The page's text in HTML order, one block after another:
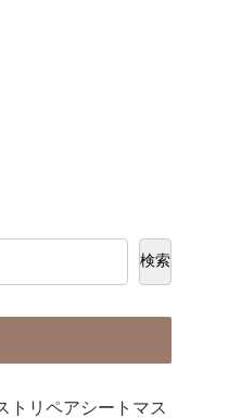
検索
トリペアシートマス